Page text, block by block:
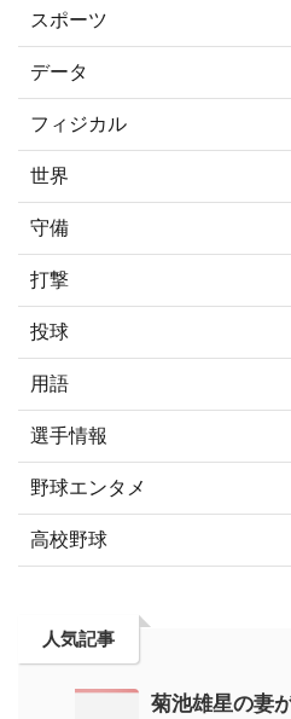
スポーツ
データ
フィジカル
世界
守備
打撃
投球
用語
選手情報
野球エンタメ
高校野球
人気記事
菊池雄星の妻